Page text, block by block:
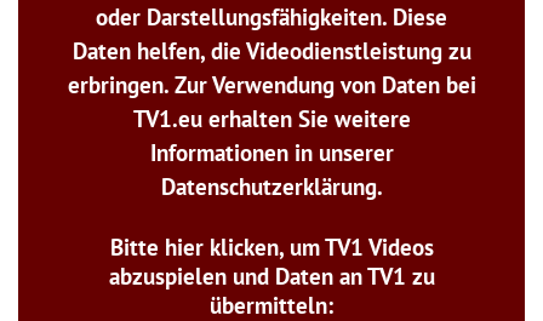
oder Darstellungsfähigkeiten. Diese
Daten helfen, die Videodienstleistung zu
erbringen. Zur Verwendung von Daten bei
TV1.eu erhalten Sie weitere
Informationen in unserer
Datenschutzerklärung.
Bitte hier klicken, um TV1 Videos
abzuspielen und Daten an TV1 zu
übermitteln: